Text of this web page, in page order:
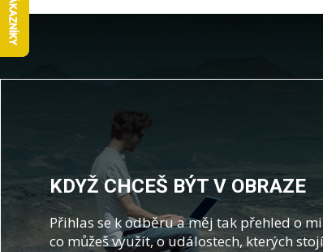
KDYŽ CHCEŠ BÝT V OBRAZE
Přihlas se k odběru a měj tak přehled o
co můžeš využít, o událostech, kterých